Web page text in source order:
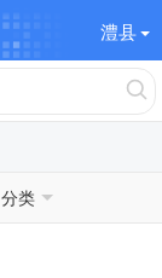
澧县
分类